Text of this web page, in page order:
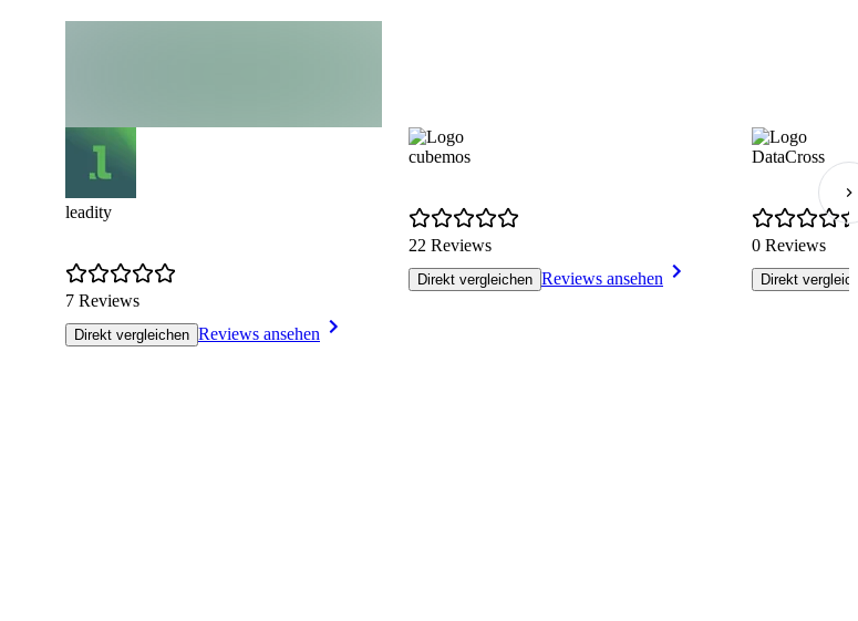
leadity
7 Reviews
Direkt vergleichen Reviews ansehen
cubemos
22 Reviews
Direkt vergleichen Reviews ansehen
DataCross
0 Reviews
Direkt